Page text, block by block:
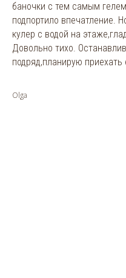
баночки с тем самым
подпортило впечатление.
кулер с водой на
Довольно тихо.
подряд,планирую приехать
Olga